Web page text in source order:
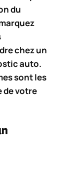
du
chez un
auto.
sont les
de votre